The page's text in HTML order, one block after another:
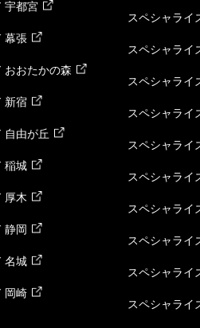
宇都宮
幕張
おおたかの森
新宿
自由が丘
稲城
厚木
静岡
名城
岡崎
スペシャライ
スペシャライ
スペシャライ
スペシャライ
スペシャライ
スペシャライ
スペシャライ
スペシャライ
スペシャライ
スペシャライ